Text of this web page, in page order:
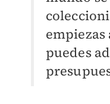
empiezas
puedes